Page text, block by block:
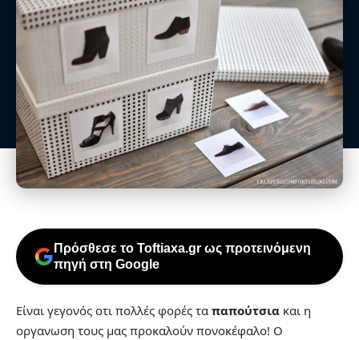
Πρόσθεσε το Toftiaxa.gr ως προτεινόμενη
πηγή στη Google
Είναι γεγονός οτι πολλές φορές τα παπούτσια και η
οργανωση τους μας προκαλούν πονοκέφαλο! Ο